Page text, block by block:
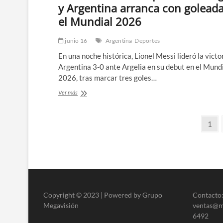
y Argentina arranca con
el Mundial 2026
junio 16 Argentina Deportes
En una noche histórica, Lionel Messi lideró la
Argentina 3-0 ante Argelia en su debut en el
2026, tras marcar tres goles…
Ver másMessi
el
Mundial
1
Copyright © 2023 | Powered by Grupo
Megavisión
6492